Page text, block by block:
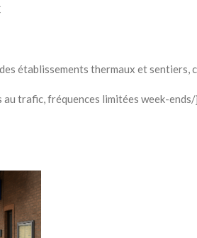
établissements thermaux et sentiers,
au trafic, fréquences limitées week-